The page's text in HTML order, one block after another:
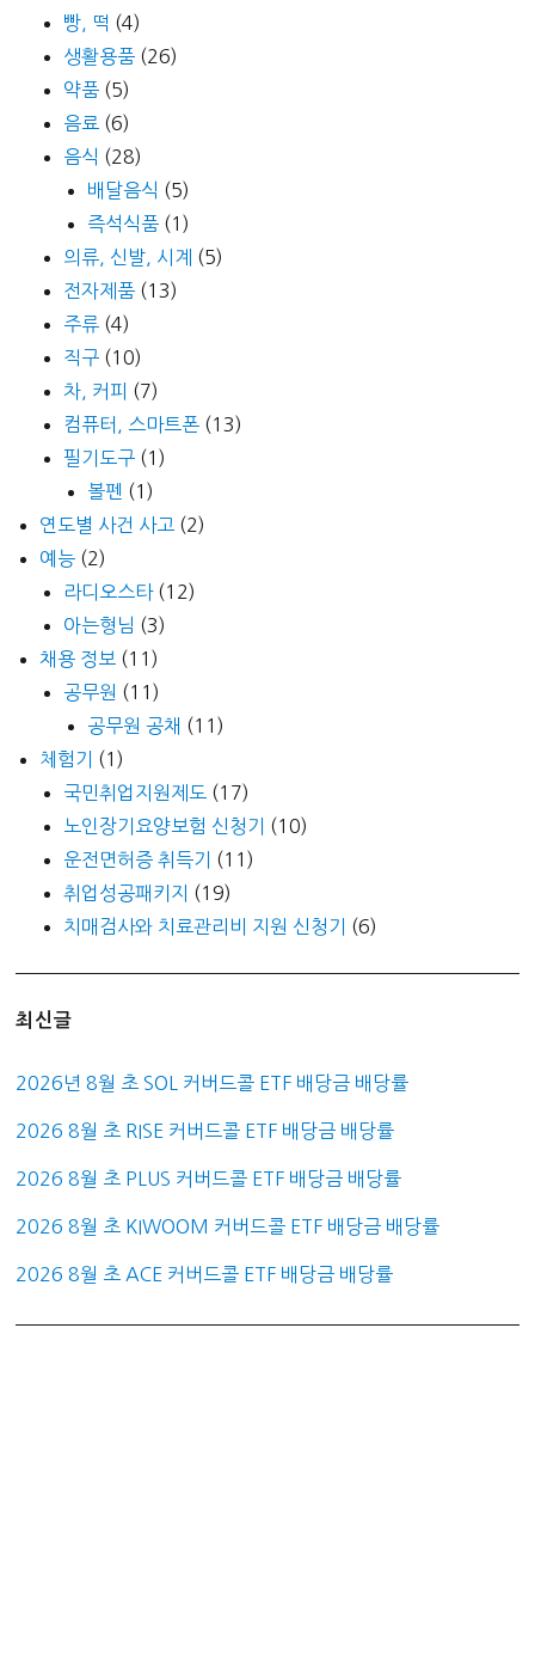
빵, 떡 (4)
생활용품 (26)
약품 (5)
음료 (6)
음식 (28)
배달음식 (5)
즉석식품 (1)
의류, 신발, 시계 (5)
전자제품 (13)
주류 (4)
직구 (10)
차, 커피 (7)
컴퓨터, 스마트폰 (13)
필기도구 (1)
볼펜 (1)
연도별 사건 사고 (2)
예능 (2)
라디오스타(12)
아는형님 (3)
채용 정보 (11)
공무원 (11)
공무원 공채 (11)
체험기
(1)
국민취업지원제도 (17)
노인장기요양보험 신청기
(10)
운전면허증 취득기
(11)
취업성공패키지
(19)
치매검사와 치료관리비 지원 신청기
(6)
최신글
2026년 8월 초 SOL 커버드콜 ETF 배당금 배당률
2026 8월 초 RISE 커버드콜 ETF 배당금 배당률
2026 8월 초 PLUS 커버드콜 ETF 배당금 배당률
2026 8월 초 KIWOOM 커버드콜 ETF 배당금 배당률
2026 8월 초 ACE 커버드콜 ETF 배당금 배당률